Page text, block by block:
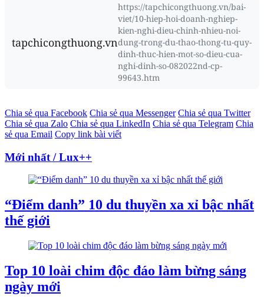
tapchicongthuong.vn
https://tapchicongthuong.vn/bai-
viet/10-hiep-hoi-doanh-nghiep-
kien-nghi-dieu-chinh-nhieu-noi-
dung-trong-du-thao-thong-tu-quy-
dinh-thuc-hien-mot-so-dieu-cua-
nghi-dinh-so-082022nd-cp-
99643.htm
Chia sẻ qua Facebook Chia sẻ qua Messenger Chia sẻ qua Twitter
Chia sẻ qua Zalo Chia sẻ qua LinkedIn Chia sẻ qua Telegram Chia
sẻ qua Email Copy link bài viết
Mới nhất / Lux++
“Điểm danh” 10 du thuyền xa xỉ bậc nhất
thế giới
Top 10 loài chim độc đáo làm bừng sáng
ngày mới